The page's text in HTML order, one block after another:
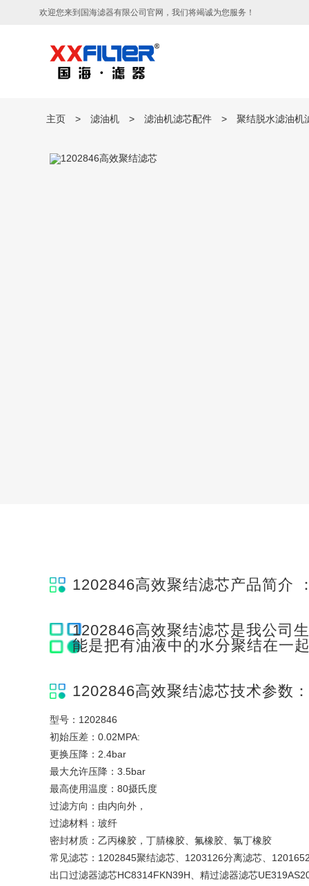
欢迎您来到国海滤器有限公司官网，我们将竭诚为您服务！
主页 > 滤油机 > 滤油机滤芯配件 > 聚结脱水滤油机
1202846高效聚结滤芯产品简介
1202846高效聚结滤芯是我公司
能是把有油液中的水分聚结在一
1202846高效聚结滤芯技术参数：
型号：1202846
初始压差：0.02MPA:
更换压降：2.4bar
最大允许压降：3.5bar
最高使用温度：80摄氏度
过滤方向：由内向外，
过滤材料：玻纤
密封材质：乙丙橡胶，丁腈橡胶、氟橡胶、氯丁橡胶
常见滤芯：1202845聚结滤芯、1203126分离滤芯、
出口过滤器滤芯HC8314FKN39H、精过滤器滤芯